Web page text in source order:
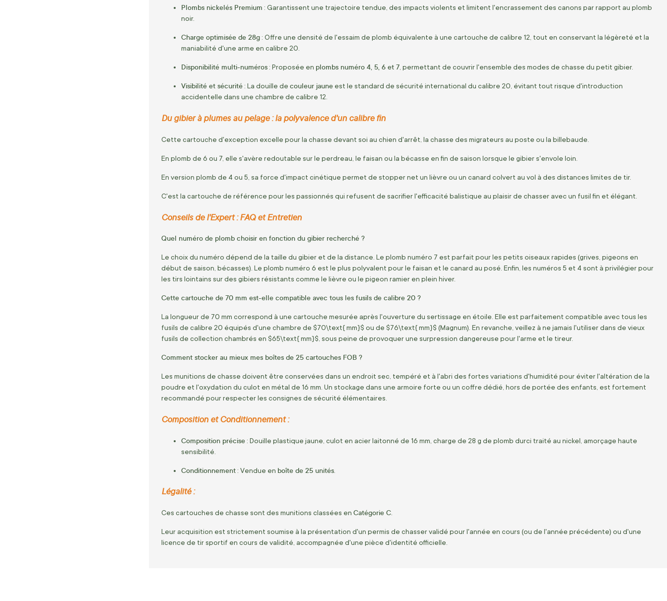
Plombs nickelés Premium : Garantissent une trajectoire tendue, des impacts violents et limitent l'encrassement des canons par rapport au plomb
noir.
Charge optimisée de 28g : Offre une densité de l'essaim de plomb équivalente à une cartouche de calibre 12, tout en conservant la légèreté et la
maniabilité d'une arme en calibre 20.
Disponibilité multi-numéros : Proposée en plombs numéro 4, 5, 6 et 7, permettant de couvrir l'ensemble des modes de chasse du petit gibier.
Visibilité et sécurité : La douille de couleur jaune est le standard de sécurité international du calibre 20, évitant tout risque d'introduction
accidentelle dans une chambre de calibre 12.
Du gibier à plumes au pelage : la polyvalence d'un calibre fin
Cette cartouche d'exception excelle pour la chasse devant soi au chien d'arrêt, la chasse des migrateurs au poste ou la billebaude.
En plomb de 6 ou 7, elle s'avère redoutable sur le perdreau, le faisan ou la bécasse en fin de saison lorsque le gibier s'envole loin.
En version plomb de 4 ou 5, sa force d'impact cinétique permet de stopper net un lièvre ou un canard colvert au vol à des distances limites de tir.
C'est la cartouche de référence pour les passionnés qui refusent de sacrifier l'efficacité balistique au plaisir de chasser avec un fusil fin et élégant.
Conseils de l'Expert : FAQ et Entretien
Quel numéro de plomb choisir en fonction du gibier recherché ?
Le choix du numéro dépend de la taille du gibier et de la distance. Le plomb numéro 7 est parfait pour les petits oiseaux rapides (grives, pigeons en
début de saison, bécasses). Le plomb numéro 6 est le plus polyvalent pour le faisan et le canard au posé. Enfin, les numéros 5 et 4 sont à privilégier pour
les tirs lointains sur des gibiers résistants comme le lièvre ou le pigeon ramier en plein hiver.
Cette cartouche de 70 mm est-elle compatible avec tous les fusils de calibre 20 ?
La longueur de 70 mm correspond à une cartouche mesurée après l'ouverture du sertissage en étoile. Elle est parfaitement compatible avec tous les
fusils de calibre 20 équipés d'une chambre de $70\text{ mm}$ ou de $76\text{ mm}$ (Magnum). En revanche, veillez à ne jamais l'utiliser dans de vieux
fusils de collection chambrés en $65\text{ mm}$, sous peine de provoquer une surpression dangereuse pour l'arme et le tireur.
Comment stocker au mieux mes boîtes de 25 cartouches FOB ?
Les munitions de chasse doivent être conservées dans un endroit sec, tempéré et à l'abri des fortes variations d'humidité pour éviter l'altération de la
poudre et l'oxydation du culot en métal de 16 mm. Un stockage dans une armoire forte ou un coffre dédié, hors de portée des enfants, est fortement
recommandé pour respecter les consignes de sécurité élémentaires.
Composition et Conditionnement :
Composition précise : Douille plastique jaune, culot en acier laitonné de 16 mm, charge de 28 g de plomb durci traité au nickel, amorçage haute
sensibilité.
Conditionnement : Vendue en boîte de 25 unités
Légalité :
Ces cartouches de chasse sont des munitions classées en Catégorie C
Leur acquisition est strictement soumise à la présentation d'un permis de chasser validé pour l'année en cours (ou de l'année précédente) ou d'une
licence de tir sportif en cours de validité, accompagnée d'une pièce d'identité officielle.